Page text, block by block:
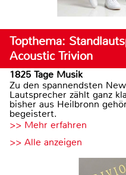
Topthema:
Acoustic Trivion
1825 Tage Musik
Zu den spannendsten
Lautsprecher zählt ganz
bisher aus Heilbronn
begeistert.
>> Mehr erfahren
>> Alle anzeigen